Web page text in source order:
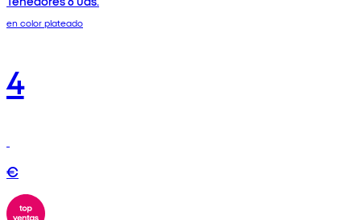
en color plateado
4
€